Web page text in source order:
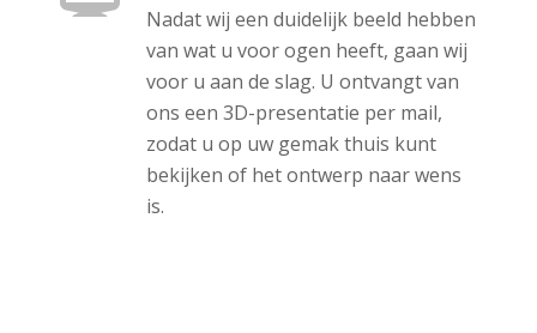
Nadat wij een duidelijk beeld hebben
van wat u voor ogen heeft, gaan wij
voor u aan de slag. U ontvangt van
ons een 3D-presentatie per mail,
zodat u op uw gemak thuis kunt
bekijken of het ontwerp naar wens
is.